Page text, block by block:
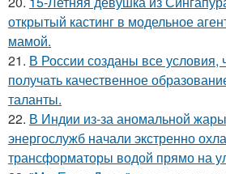
открытый кастинг в модельное
мамой.
21. В России созданы все условия,
получать качественное
таланты.
22. В Индии из-за аномальной жары
энергослужб начали экстренно
трансформаторы водой прямо на